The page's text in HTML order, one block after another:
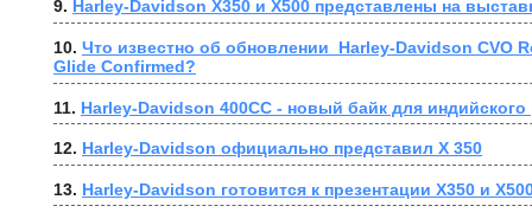
9. Harley-Davidson X350 и X500 представлены на
10. Что известно об обновлении  Harley-Davidson CVO
Glide Confirmed?
11. Harley-Davidson 400CC - новый байк для индийского
12. Harley-Davidson официально представил X 350
13. Harley-Davidson готовится к презентации X350 и